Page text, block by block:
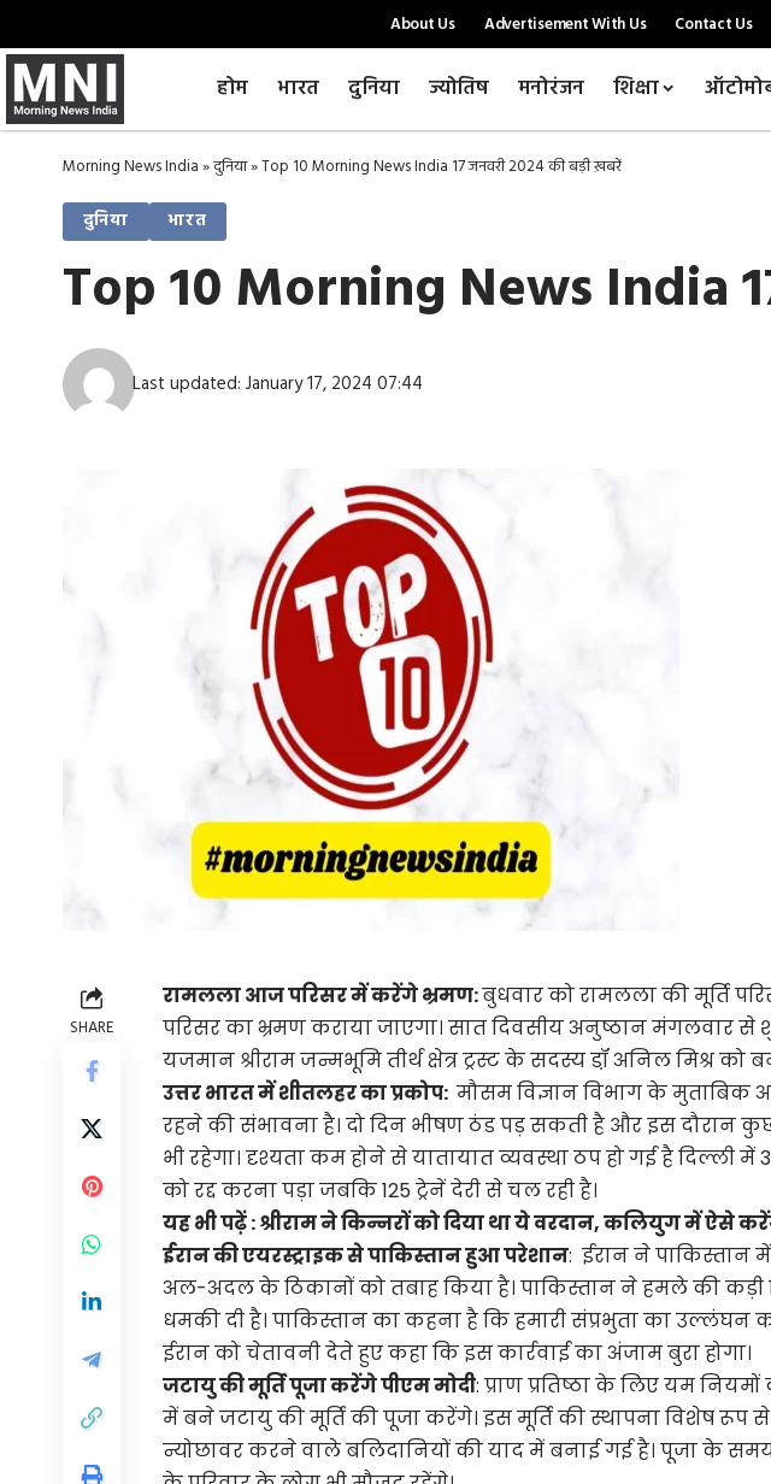
About Us Advertisement With Us Contact Us
होम भारत दुनिया ज्योतिष मनोरंजन शिक्षा
Morning News India»दुनिया»Top 10 Morning News India 17 जनवरी 2024 की बड़ी ख़बरें
दुनिया भारत
Top 10 Morning News India
Last updated: January 17, 2024 07:44
SHARE
रामलला आज परिसर में करेंगे भ्रमण:बुधवार को रामलला की मूर्ति
परिसर का भ्रमण कराया जाएगा। सात दिवसीय अनुष्ठान मंगलवार से
यजमान श्रीराम जन्मभूमि तीर्थ क्षेत्र ट्रस्ट के सदस्य डॉ़ अनिल मिश्र को
उत्तर भारत में शीतलहर का प्रकोप: मौसम विज्ञान विभाग के मुताबिक
रहने की संभावना है। दो दिन भीषण ठंड पड़ सकती है और इस दौरान कुछ
भी रहेगा। दृश्यता कम होने से यातायात व्यवस्था ठप हो गई है दिल्ली में
को रद्द करना पड़ा जबकि 125 ट्रेनें देरी से चल रही है।
यह भी पढ़ें :श्रीराम ने किन्नरों को दिया था ये वरदान, कलियुग में ऐसे
ईरान की एयरस्ट्राइक से पाकिस्तान हुआ परेशान: ईरान ने पाकिस्तान
अल-अदल के ठिकानों को तबाह किया है। पाकिस्तान ने हमले की
धमकी दी है। पाकिस्तान का कहना है कि हमारी संप्रभुता का उल्लंघन
ईरान को चेतावनी देते हुए कहा कि इस कार्रवाई का अंजाम बुरा होगा।
जटायु की मूर्ति पूजा करेंगे पीएम मोदी: प्राण प्रतिष्ठा के लिए यम
में बने जटायु की मूर्ति की पूजा करेंगे। इस मूर्ति की स्थापना विशेष
न्योछावर करने वाले बलिदानियों की याद में बनाई गई है। पूजा के